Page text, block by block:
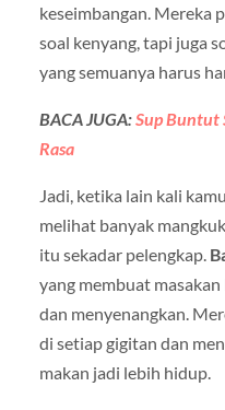
keseimbangan. Mereka
soal kenyang, tapi juga
yang semuanya harus
BACA JUGA: Sup Buntut
Rasa
Jadi, ketika lain kali
melihat banyak
itu sekadar pelengkap.
yang membuat masakan
dan menyenangkan.
di setiap gigitan dan
makan jadi lebih hidup.